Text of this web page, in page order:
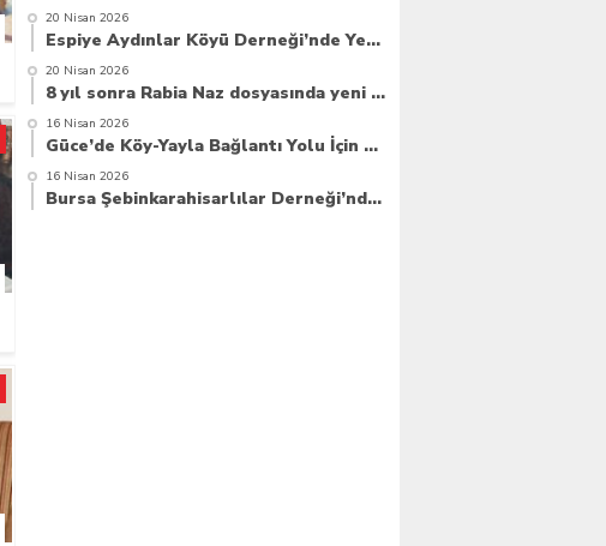
20 Nisan 2026
Espiye Aydınlar Köyü Derneği’nde Yeni Dönem: Genç Yönetim Göreve Başladı
20 Nisan 2026
8 yıl sonra Rabia Naz dosyasında yeni umut
16 Nisan 2026
Güce’de Köy-Yayla Bağlantı Yolu İçin Betonlama Çalışmaları Başlıyor
16 Nisan 2026
Bursa Şebinkarahisarlılar Derneği’nde Yeni Dönem Hızlı Başladı